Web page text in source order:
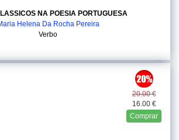
NA POESIA PORTUGUESA
Helena Da Rocha Pereira
Verbo
20.00 €
16.00 €
Comprar